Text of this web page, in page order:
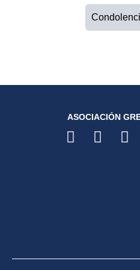
ASOCIACIÓN